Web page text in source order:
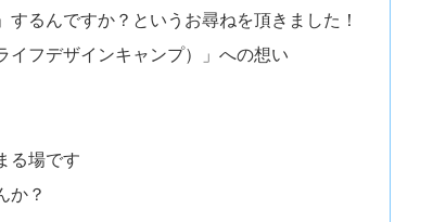
るんですか？というお尋ねを頂きました！
フデザインキャンプ）」への想い
る場です
か？